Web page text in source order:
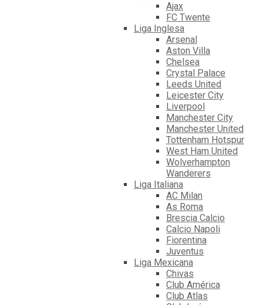
Ajax
FC Twente
Liga Inglesa
Arsenal
Aston Villa
Chelsea
Crystal Palace
Leeds United
Leicester City
Liverpool
Manchester City
Manchester United
Tottenham Hotspur
West Ham United
Wolverhampton
Wanderers
Liga Italiana
AC Milan
As Roma
Brescia Calcio
Calcio Napoli
Fiorentina
Juventus
Liga Mexicana
Chivas
Club América
Club Atlas